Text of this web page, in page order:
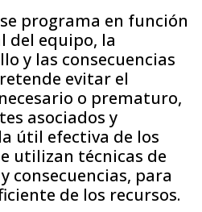
programa en función
del equipo, la
y las consecuencias
evitar el
o prematuro,
asociados y
útil efectiva de los
utilizan técnicas de
consecuencias, para
de los recursos.